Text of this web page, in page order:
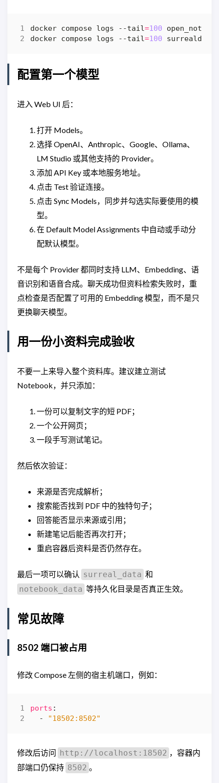
docker compose logs --tail=100
docker compose logs --tail=100
配置第一个模型
进入 Web UI 后：
打开 Models。
选择 OpenAI、Anthropic、Google、Ollama、
LM Studio 或其他支持的 Provider。
添加 API Key 或本地服务地址。
点击 Test 验证连接。
点击 Sync Models，同步并勾选实际要使用的模
型。
在 Default Model Assignments 中自动或手动分
配默认模型。
不是每个 Provider 都同时支持 LLM、Embedding、语
音识别和语音合成。聊天成功但资料检索失败时，重
点检查是否配置了可用的 Embedding 模型，而不是只
更换聊天模型。
用一份小资料完成验收
不要一上来导入整个资料库。建议建立测试
Notebook，并只添加：
一份可以复制文字的短 PDF；
一个公开网页；
一段手写测试笔记。
然后依次验证：
来源是否完成解析；
搜索能否找到 PDF 中的独特句子；
回答能否显示来源或引用；
新建笔记后能否再次打开；
重启容器后资料是否仍然存在。
最后一项可以确认 surreal_data 和
notebook_data 等持久化目录是否真正生效。
常见故障
8502 端口被占用
修改 Compose 左侧的宿主机端口，例如：
ports :
- "18502:8502"
修改后访问 http://localhost:18502 ，容器内
部端口仍保持 8502 。